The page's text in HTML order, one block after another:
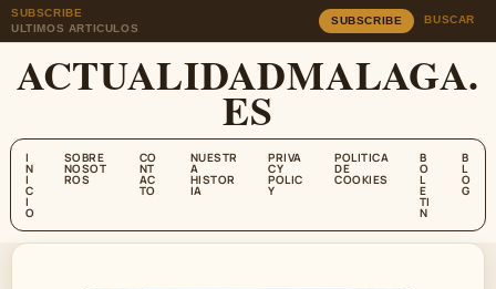
SUBSCRIBE
ULTIMOS ARTICULOS
SUBSCRIBE BUSCAR
ACTUALIDADMALAGA.
ES
I
N
I
C
I
O
SOBRE
NOSOT
ROS
CO
NT
AC
TO
NUESTR
A
HISTOR
IA
PRIVA
CY
POLIC
Y
POLITICA
DE
COOKIES
B
O
L
E
TI
N
B
L
O
G